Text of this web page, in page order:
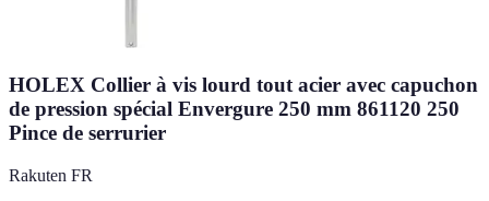
HOLEX Collier à vis lourd tout acier avec capuchon
de pression spécial Envergure 250 mm 861120 250
Pince de serrurier
Rakuten FR